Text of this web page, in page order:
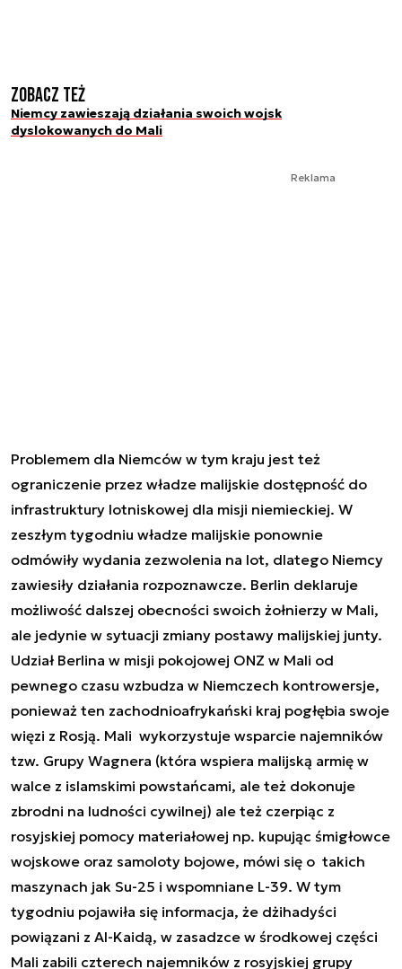
Zobacz też
Niemcy zawieszają działania swoich wojsk
dyslokowanych do Mali
Reklama
Problemem dla Niemców w tym kraju jest też
ograniczenie przez władze malijskie dostępność do
infrastruktury lotniskowej dla misji niemieckiej. W
zeszłym tygodniu władze malijskie ponownie
odmówiły wydania zezwolenia na lot, dlatego Niemcy
zawiesiły działania rozpoznawcze. Berlin deklaruje
możliwość dalszej obecności swoich żołnierzy w Mali,
ale jedynie w sytuacji zmiany postawy malijskiej junty.
Udział Berlina w misji pokojowej ONZ w Mali od
pewnego czasu wzbudza w Niemczech kontrowersje,
ponieważ ten zachodnioafrykański kraj pogłębia swoje
więzi z Rosją. Mali wykorzystuje wsparcie najemników
tzw. Grupy Wagnera (która wspiera malijską armię w
walce z islamskimi powstańcami, ale też dokonuje
zbrodni na ludności cywilnej) ale też czerpiąc z
rosyjskiej pomocy materiałowej np. kupując śmigłowce
wojskowe oraz samoloty bojowe, mówi się o takich
maszynach jak Su-25 i wspomniane L-39. W tym
tygodniu pojawiła się informacja, że dżihadyści
powiązani z Al-Kaidą, w zasadzce w środkowej części
Mali zabili czterech najemników z rosyjskiej grupy